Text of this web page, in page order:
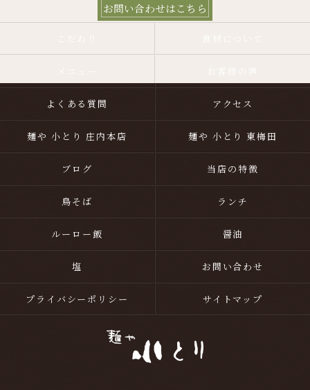
お問い合わせはこちら
よくある質問 アクセス
麺や 小とり 庄内本店 麺や 小とり 東梅田
ブログ 当店の特徴
鳥そば ランチ
ルーロー飯 醤油
塩 お問い合わせ
プライバシーポリシー サイトマップ